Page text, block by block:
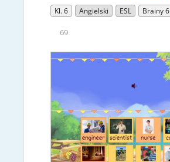
Kl. 6 Angielski ESL Brainy 6
69